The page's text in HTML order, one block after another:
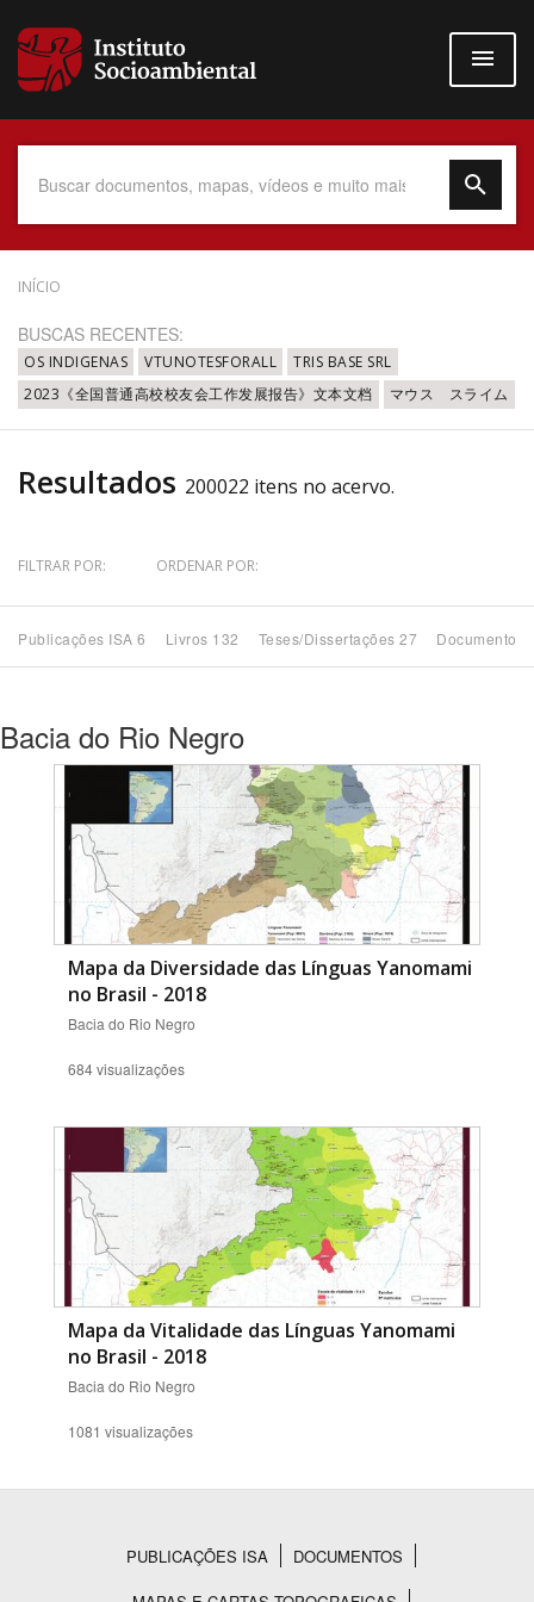
para
conteúdo
Data do Documento
Até
Tema
Área de Levantamento
Área Protegida
BUSCAR
INÍCIO
BUSCAS RECENTES:
OS INDIGENAS VTUNOTESFORALL
TRIS BASE SRL
2023《全国普通高校校友会工作发展报告》文本文档
マウス スライム
Resultados 200022 itens no acervo.
FILTRAR POR: ORDENAR POR:
Publicações ISA 6 Livros 132 Teses/Dissertações 27 Documentos
Bacia do Rio Negro
Mapa da Diversidade das Línguas Yanomami
no Brasil - 2018
Bacia do Rio Negro
684 visualizações
Mapa da Vitalidade das Línguas Yanomami
no Brasil - 2018
Bacia do Rio Negro
1081 visualizações
Rodapé
PUBLICAÇÕES ISA
DOCUMENTOS